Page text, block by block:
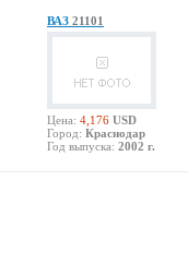
ВАЗ 21101
Цена: 4,176 USD
Город: Краснодар
Год выпуска: 2002 г.